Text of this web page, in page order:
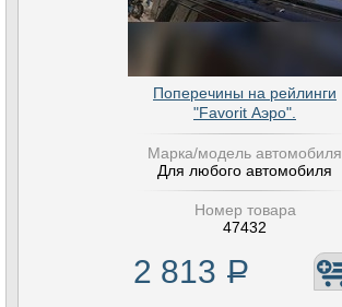
Поперечины на рейлинги
"Favorit Аэро".
Марка/модель автомобиля
Для любого автомобиля
Номер товара
47432
2 813 Р